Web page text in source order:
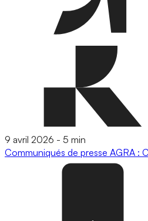
9 avril 2026 - 5 min
Communiqués de presse AGRA :